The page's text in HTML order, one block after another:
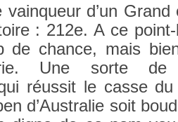
vain­queur d’un
: 212e. A ce
de chan­ce, mais
Une sorte de
réussit le casse
d’Australie soit